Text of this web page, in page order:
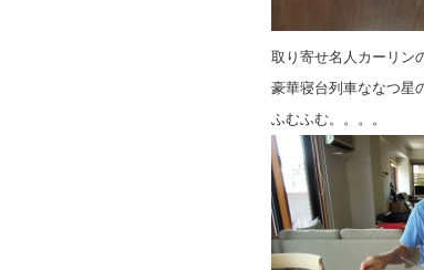
取り寄せ名人カーリン
豪華寝台列車ななつ星
ふむふむ。。。。